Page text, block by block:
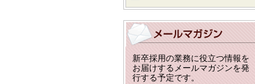
新卒採用の業務に役立つ情報を
お届けするメールマガジンを発
行する予定です。